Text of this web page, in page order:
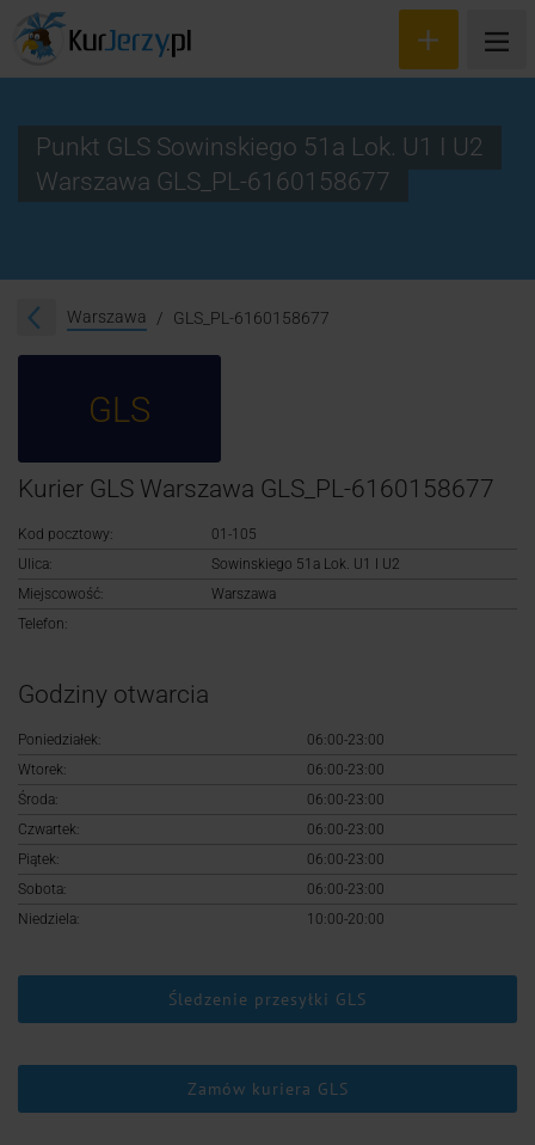
Śledzenie przesyłki
Logowanie
Punkt GLS Sowinskiego 51a Lok. U1 I U2
Warszawa GLS_PL-6160158677
Warszawa GLS_PL-6160158677
GLS
Kurier GLS Warszawa GLS_PL-6160158677
Kod pocztowy:
01-105
Ulica:
Sowinskiego 51a Lok. U1 I U2
Miejscowość:
Warszawa
Telefon:
Godziny otwarcia
Poniedziałek:
06:00-23:00
Wtorek:
06:00-23:00
Środa:
06:00-23:00
Czwartek:
06:00-23:00
Piątek:
06:00-23:00
Sobota:
06:00-23:00
Niedziela:
10:00-20:00
Śledzenie przesyłki GLS
Zamów kuriera GLS